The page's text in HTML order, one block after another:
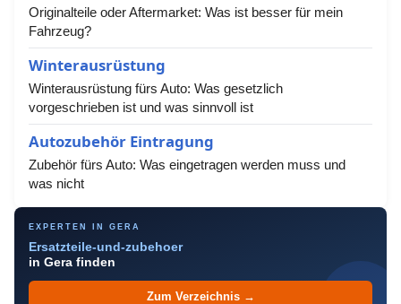
Originalteile oder Aftermarket: Was ist besser für mein
Fahrzeug?
Winterausrüstung
Winterausrüstung fürs Auto: Was gesetzlich
vorgeschrieben ist und was sinnvoll ist
Autozubehör Eintragung
Zubehör fürs Auto: Was eingetragen werden muss und
was nicht
EXPERTEN IN GERA
Ersatzteile-und-zubehoer
in Gera finden
Zum Verzeichnis →